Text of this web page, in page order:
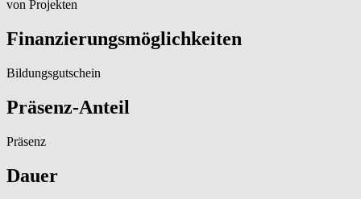
von Projekten
Finanzierungsmöglichkeiten
Bildungsgutschein
Präsenz-Anteil
Präsenz
Dauer